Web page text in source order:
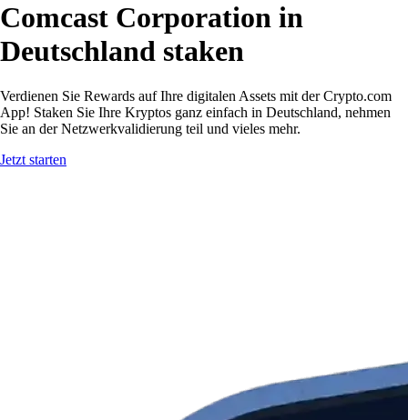
Comcast Corporation in
Deutschland staken
Verdienen Sie Rewards auf Ihre digitalen Assets mit der Crypto.com
App! Staken Sie Ihre Kryptos ganz einfach in Deutschland, nehmen
Sie an der Netzwerkvalidierung teil und vieles mehr.
Jetzt starten